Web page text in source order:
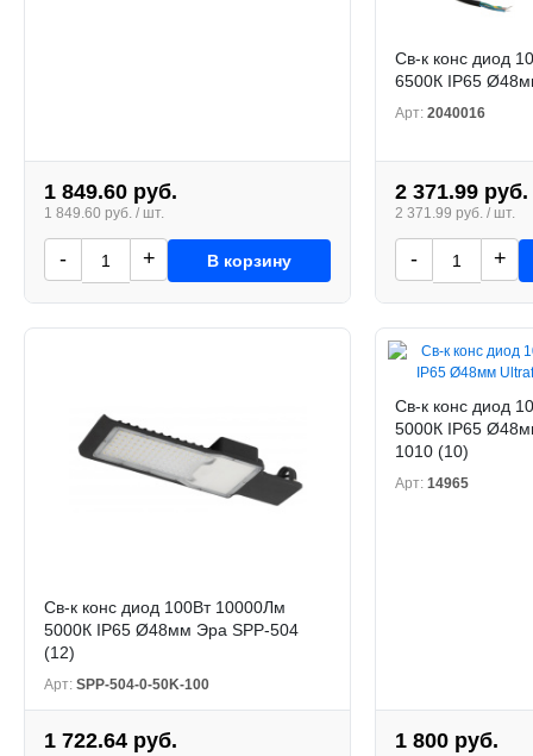
1 849.60 руб.
1 849.60 руб. / шт.
- + В корзину
Св-к конс диод
6500К IP65
Арт: 2040016
2 371.99 руб.
2 371.99 руб. / шт.
- +
Св-к конс диод 100Вт 10000Лм
5000К IP65 Ø48мм Эра SPP-504
(12)
Арт: SPP-504-0-50K-100
1 722.64 руб.
Св-к конс диод
5000К IP65
1010 (10)
Арт: 14965
1 800 руб.